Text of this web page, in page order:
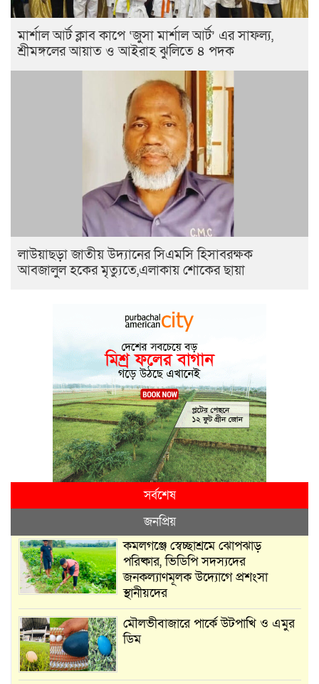
মার্শাল আর্ট ক্লাব কাপে ‘জুসা মার্শাল আর্ট’ এর সাফল্য,
শ্রীমঙ্গলের আয়াত ও আইরাহ ঝুলিতে ৪ পদক
লাউয়াছড়া জাতীয় উদ্যানের সিএমসি হিসাবরক্ষক
আবজালুল হকের মৃত্যুতে,এলাকায় শোকের ছায়া
সর্বশেষ
জনপ্রিয়
কমলগঞ্জে স্বেচ্ছাশ্রমে ঝোপঝাড়
পরিষ্কার, ভিডিপি সদস্যদের
জনকল্যাণমূলক উদ্যোগে প্রশংসা
স্থানীয়দের
মৌলভীবাজারে পার্কে উটপাখি ও এমুর
ডিম